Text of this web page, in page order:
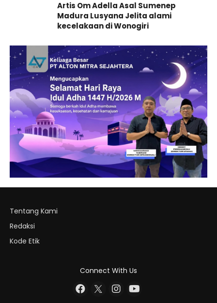
Artis Om Adella Asal Sumenep
Madura Lusyana Jelita alami
kecelakaan di Wonogiri
Tentang Kami
Redaksi
Kode Etik
Connect With Us